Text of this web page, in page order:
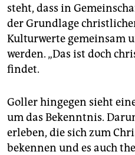
steht, dass in
der Grundlage
Kulturwerte gemeinsam
werden. „Das ist doch
findet.
Goller hingegen sieht
um das Bekenntnis.
erleben, die sich zum
bekennen und es auch